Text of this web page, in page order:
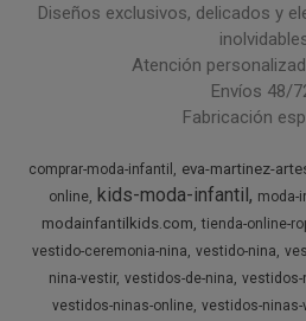
Diseños exclusivos, delicados y
Atención
Envíos 48/
Fabricación
comprar-moda-infantil eva-martinez-
online kids-moda-infantil moda-
modainfantilkids.com tienda-online-
vestido-ceremonia-nina vestido-nina
nina-vestir vestidos-de-nina vestidos-
vestidos-ninas-online vestidos-ninas-